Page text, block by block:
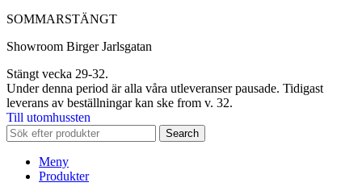
SOMMARSTÄNGT
Showroom Birger Jarlsgatan
Stängt vecka 29-32.
Under denna period är alla våra utleveranser pausade. Tidigast
leverans av beställningar kan ske from v. 32.
Till utomhussten
Search
Meny
Produkter